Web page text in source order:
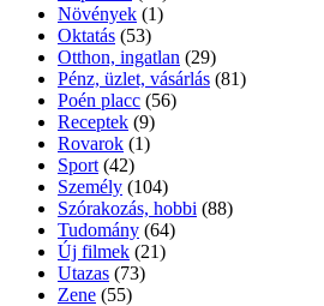
Növények (1)
Oktatás (53)
Otthon, ingatlan (29)
Pénz, üzlet, vásárlás (81)
Poén placc (56)
Receptek (9)
Rovarok (1)
Sport (42)
Személy (104)
Szórakozás, hobbi (88)
Tudomány (64)
Új filmek (21)
Utazas (73)
Zene (55)